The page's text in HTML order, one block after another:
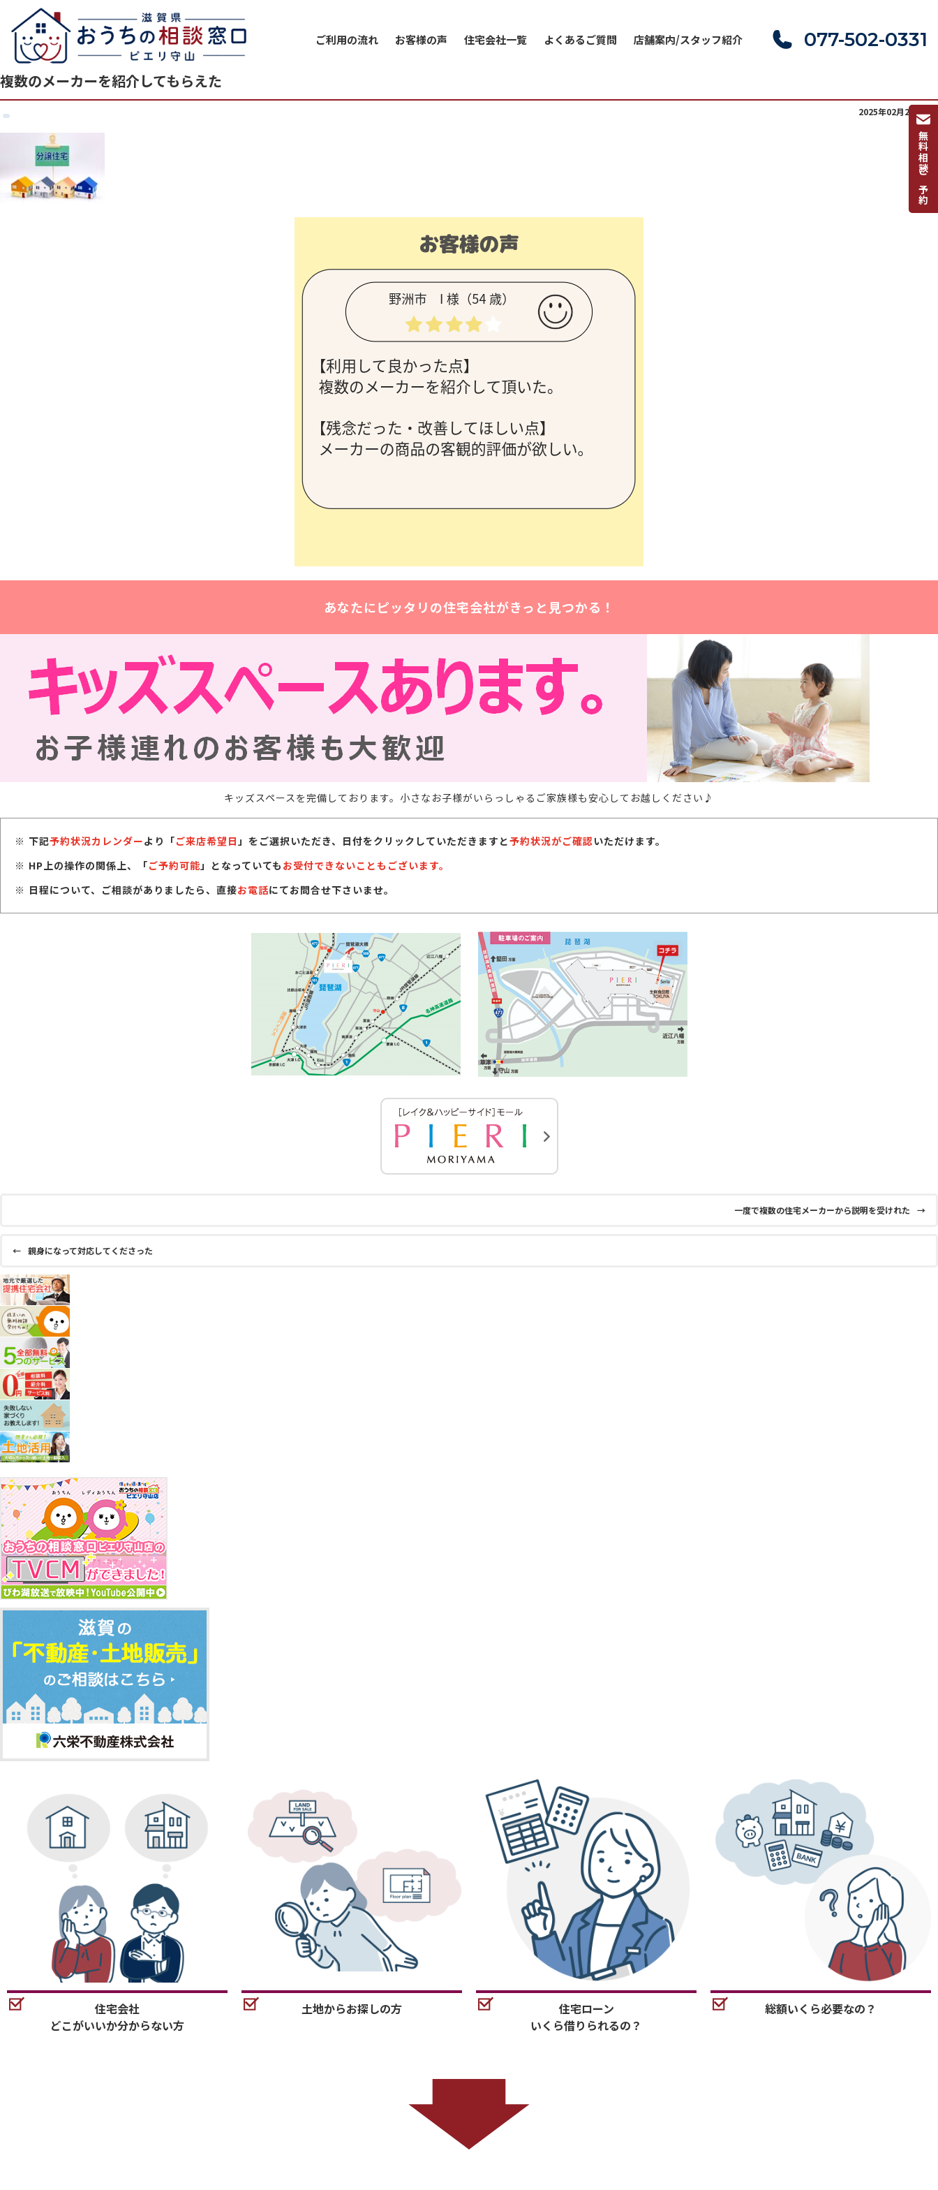
ご利用の流れ お客様の声 住宅会社一覧 よくあるご質問 店舗案内/スタッフ紹介 077-502-0331
無料相談ご予約
複数のメーカーを紹介してもらえた
2025年02月24日(月)
あなたにピッタリの住宅会社がきっと見つかる！
キッズスペースを完備しております。小さなお子様がいらっしゃるご家族様も安心してお越しください♪
下記予約状況カレンダーより「ご来店希望日」をご選択いただき、日付をクリックしていただきますと予約状況がご確認いただけます。
HP上の操作の関係上、「ご予約可能」となっていても お受付できないこともございます。
日程について、ご相談がありましたら、直接お電話にてお問合せ下さいませ。
一度で複数の住宅メーカーから説明を受けれた →
← 親身になって対応してくださった
住宅会社
どこがいいか分からない方
土地からお探しの方
住宅ローン
いくら借りられるの？
総額いくら必要なの？